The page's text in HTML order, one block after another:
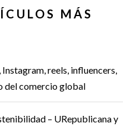
MÁS
reels, influencers,
del comercio global
– URepublicana y